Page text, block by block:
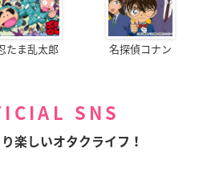
たま乱太郎 名探偵コナン
SNS
楽しいオタクライフ！